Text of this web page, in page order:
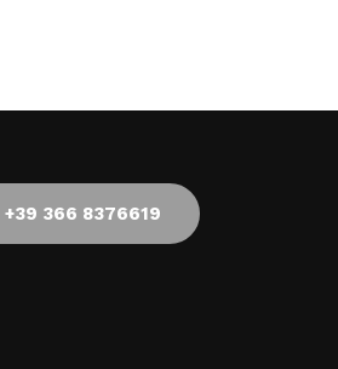
+39 366 8376619